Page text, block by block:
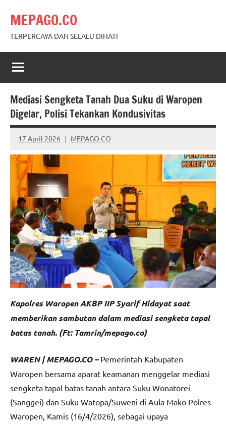
content
MEPAGO.CO
TERPERCAYA DAN SELALU DIHATI
Mediasi Sengketa Tanah Dua Suku di Waropen
Digelar, Polisi Tekankan Kondusivitas
17 April 2026 MEPAGO CO
No
comments
Kapolres Waropen AKBP IIP Syarif Hidayat saat
memberikan sambutan dalam mediasi sengketa tapal
batas tanah. (Ft: Tamrin/mepago.co)
WAREN | MEPAGO.CO –Pemerintah Kabupaten
Waropen bersama aparat keamanan menggelar mediasi
sengketa tapal batas tanah antara Suku Wonatorei
(Sanggei) dan Suku Watopa/Suweni di Aula Mako Polres
Waropen, Kamis (16/4/2026), sebagai upaya